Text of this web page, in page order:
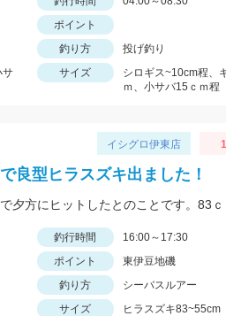
ポイント
釣り方
投げ釣り
サ
サイズ
シロギス~10cm程、
ｍ、小サバ15ｃｍ程
イシグロ伊東店
良型ヒラスズキ出ました！
釣行時間
16:00～17:30
ポイント
東伊豆地磯
釣り方
シーバスルアー
サイズ ヒラスズキ83~55cm